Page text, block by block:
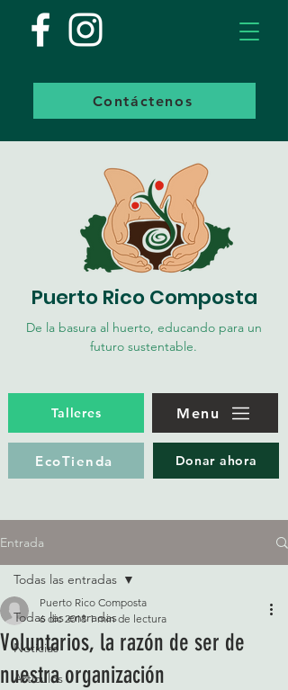
Puerto Rico Composta
De la basura al huerto, educando para un
futuro sustentable.
Talleres Menu
EcoTienda Donar ahora
Contáctenos
Entrada
Todas las entradas
Noticias
Artículos
Todas las entradas
Voluntarios, la razón de ser de
nuestra organización
Puerto Rico Composta
6 dic 2018 1 min de lectura